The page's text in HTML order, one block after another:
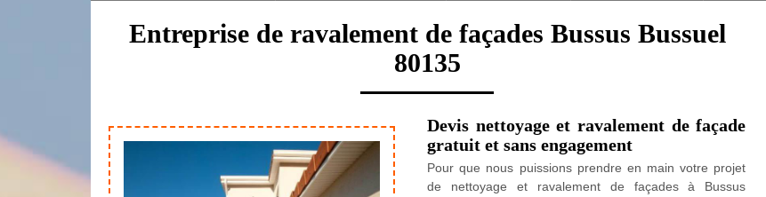
Entreprise de ravalement de façades Bussus Bussuel
80135
Devis nettoyage et ravalement de façade
gratuit et sans engagement
Pour que nous puissions prendre en main votre projet
de nettoyage et ravalement de façades à Bussus